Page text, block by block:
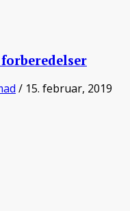
/ 15. februar, 2019